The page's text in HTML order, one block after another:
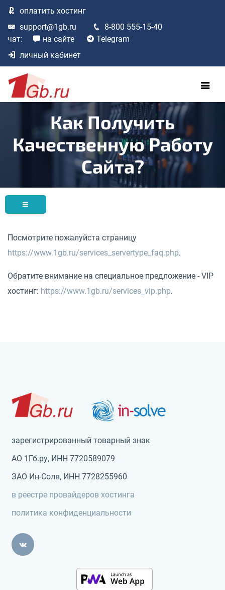
оплатить хостинг
support@1gb.ru
8-800 555-15-40
чат:
на сайте
Telegram
личный кабинет
Как Получить
Качественную Работу
Сайта?
Посмотрите пожалуйста страницу
https://www.1gb.ru/services_servertype_faq.php.
Обратите внимание на специальное предложение - VIP
хостинг: https://www.1gb.ru/services_vip.php.
зарегистрированный товарный знак
АО 1Гб.ру, ИНН 7720589079
ЗАО Ин-Солв, ИНН 7728255960
в реестре провайдеров хостинга
политика конфиденциальности